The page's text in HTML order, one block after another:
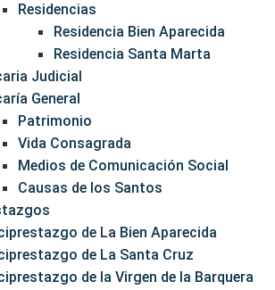
Residencias
Residencia Bien Aparecida
Residencia Santa Marta
Judicial
General
Patrimonio
Vida Consagrada
Medios de Comunicación Social
Causas de los Santos
de La Bien Aparecida
de La Santa Cruz
de la Virgen de la Barquera